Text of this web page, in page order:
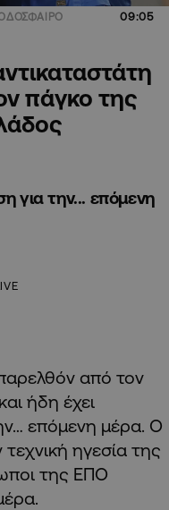
09:05
πάγκο της
για την... επόμενη
από τον
ήδη έχει
επόμενη μέρα. Ο
ηγεσία της
της ΕΠΟ